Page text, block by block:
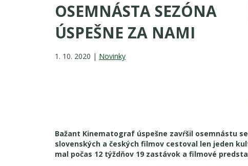
OSEMNÁSTA SEZÓNA
ÚSPEŠNE ZA NAMI
1. 10. 2020 | Novinky
Bažant Kinematograf úspešne zavŕšil osemnástu
slovenských a českých filmov cestoval len jeden
mal počas 12 týždňov 19 zastávok a filmové